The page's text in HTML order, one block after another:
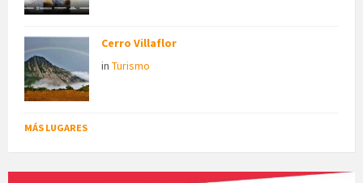
Cerro Villaflor
in Turismo
MÁS LUGARES